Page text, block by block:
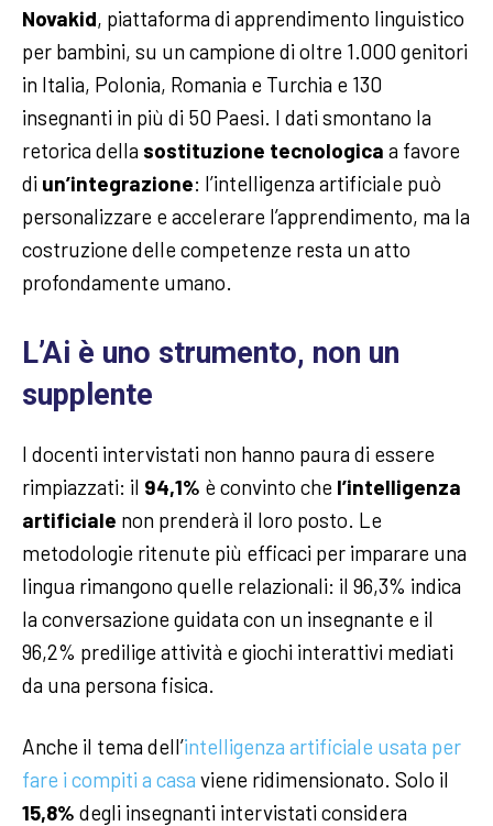
Novakid, piattaforma di apprendimento linguistico
per bambini, su un campione di oltre 1.000 genitori
in Italia, Polonia, Romania e Turchia e 130
insegnanti in più di 50 Paesi. I dati smontano la
retorica della sostituzione tecnologica a favore
di un’integrazione: l’intelligenza artificiale può
personalizzare e accelerare l’apprendimento, ma la
costruzione delle competenze resta un atto
profondamente umano.
L’Ai è uno strumento, non un
supplente
I docenti intervistati non hanno paura di essere
rimpiazzati: il 94,1% è convinto che l’intelligenza
artificiale non prenderà il loro posto. Le
metodologie ritenute più efficaci per imparare una
lingua rimangono quelle relazionali: il 96,3% indica
la conversazione guidata con un insegnante e il
96,2% predilige attività e giochi interattivi mediati
da una persona fisica.
Anche il tema dell’intelligenza artificiale usata per
fare i compiti a casa viene ridimensionato. Solo il
15,8% degli insegnanti intervistati considera